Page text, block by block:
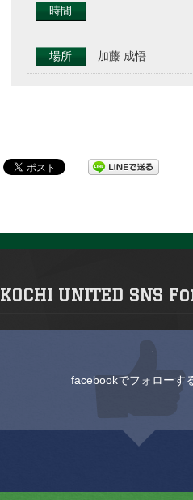
時間
場所 加藤 成悟
KOCHI UNITED SNS
facebookでフォローす